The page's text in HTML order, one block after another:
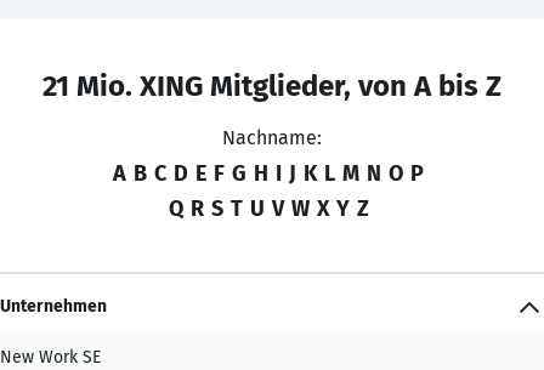
21 Mio. XING Mitglieder, von A bis Z
Nachname:
A B C D E F G H I J K L M N O P
Q R S T U V W X Y Z
Unternehmen
New Work SE